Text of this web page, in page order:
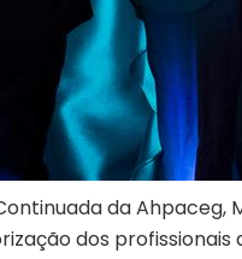
da
dos